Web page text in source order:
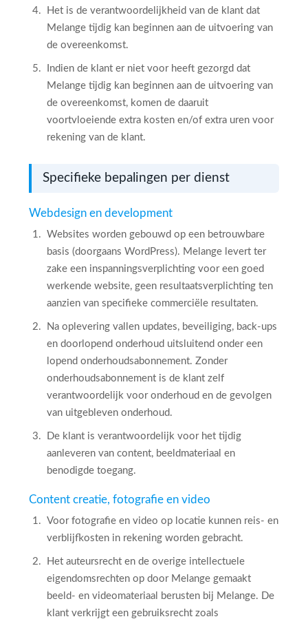
Het is de verantwoordelijkheid van de klant dat
Melange tijdig kan beginnen aan de uitvoering van
de overeenkomst.
Indien de klant er niet voor heeft gezorgd dat
Melange tijdig kan beginnen aan de uitvoering van
de overeenkomst, komen de daaruit
voortvloeiende extra kosten en/of extra uren voor
rekening van de klant.
Specifieke bepalingen per dienst
Webdesign en development
Websites worden gebouwd op een betrouwbare
basis (doorgaans WordPress). Melange levert ter
zake een inspanningsverplichting voor een goed
werkende website, geen resultaatsverplichting ten
aanzien van specifieke commerciële resultaten.
Na oplevering vallen updates, beveiliging, back-ups
en doorlopend onderhoud uitsluitend onder een
lopend onderhoudsabonnement. Zonder
onderhoudsabonnement is de klant zelf
verantwoordelijk voor onderhoud en de gevolgen
van uitgebleven onderhoud.
De klant is verantwoordelijk voor het tijdig
aanleveren van content, beeldmateriaal en
benodigde toegang.
Content creatie, fotografie en video
Voor fotografie en video op locatie kunnen reis- en
verblijfkosten in rekening worden gebracht.
Het auteursrecht en de overige intellectuele
eigendomsrechten op door Melange gemaakt
beeld- en videomateriaal berusten bij Melange. De
klant verkrijgt een gebruiksrecht zoals